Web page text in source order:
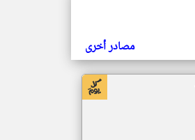
مصادر أخرى